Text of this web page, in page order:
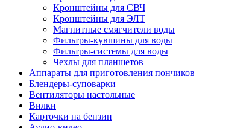
Кронштейны для СВЧ
Кронштейны для ЭЛТ
Магнитные смягчители воды
Фильтры-кувшины для воды
Фильтры-системы для воды
Чехлы для планшетов
Аппараты для приготовления пончиков
Блендеры-суповарки
Вентиляторы настольные
Вилки
Карточки на бензин